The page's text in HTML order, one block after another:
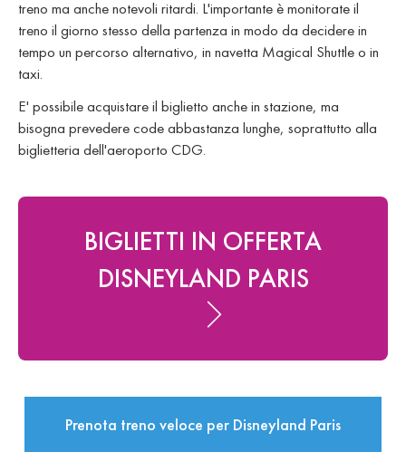
treno ma anche notevoli ritardi. L'importante è monitorate il
treno il giorno stesso della partenza in modo da decidere in
tempo un percorso alternativo, in navetta Magical Shuttle o in
taxi.
E' possibile acquistare il biglietto anche in stazione, ma
bisogna prevedere code abbastanza lunghe, soprattutto alla
biglietteria dell'aeroporto CDG.
BIGLIETTI IN OFFERTA
DISNEYLAND PARIS
Prenota treno veloce per Disneyland Paris